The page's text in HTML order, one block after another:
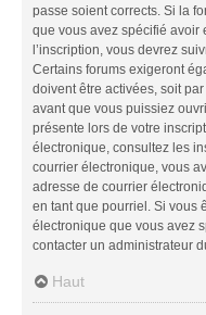
passe soient corrects. Si la
que vous avez spécifié avoir
l’inscription, vous devrez
Certains forums exigeront
doivent être activées, soit
avant que vous puissiez
présente lors de votre
électronique, consultez les
courrier électronique, vous
adresse de courrier
en tant que pourriel. Si vous
électronique que vous avez
contacter un administrateur
Haut